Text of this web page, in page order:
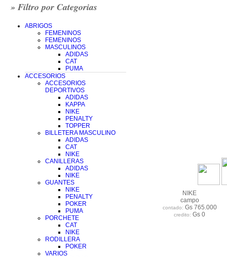
» Filtro por Categorias
ABRIGOS
FEMENINOS
FEMENINOS
MASCULINOS
ADIDAS
CAT
PUMA
ACCESORIOS
ACCESORIOS
DEPORTIVOS
ADIDAS
KAPPA
NIKE
PENALTY
TOPPER
BILLETERA MASCULINO
ADIDAS
CAT
NIKE
CANILLERAS
ADIDAS
NIKE
GUANTES
NIKE
PENALTY
POKER
PUMA
PORCHETE
CAT
NIKE
RODILLERA
POKER
VARIOS
NIKE
campo
contado: Gs 765.000
credito: Gs 0